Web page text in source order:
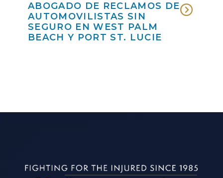
ABOGADO DE RECLAMOS DE
AUTOMOVILISTAS SIN
SEGURO EN WEST PALM
BEACH Y PORT ST. LUCIE